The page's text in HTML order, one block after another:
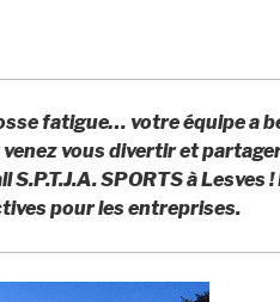
fatigue… votre équipe a
venez vous divertir et
SPORTS à Lesves !
pour les entreprises.